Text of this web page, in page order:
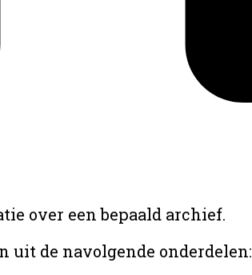
over een bepaald archief.
uit de navolgende onderdelen: